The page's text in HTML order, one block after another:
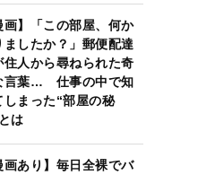
画】「この部屋、何か
ましたか？」郵便配達
住人から尋ねられた奇
言葉… 仕事の中で知
しまった“部屋の秘
は
画あり】毎日全裸でバ